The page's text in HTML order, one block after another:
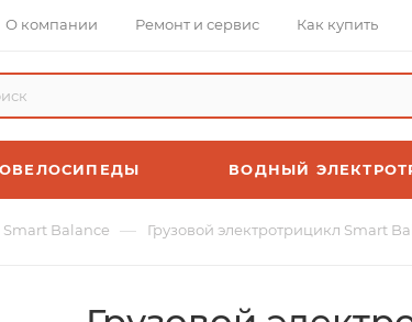
О компании Ремонт и сервис Как купить
ВОДНЫЙ
Smart Balance — Грузовой электротрицикл Smart